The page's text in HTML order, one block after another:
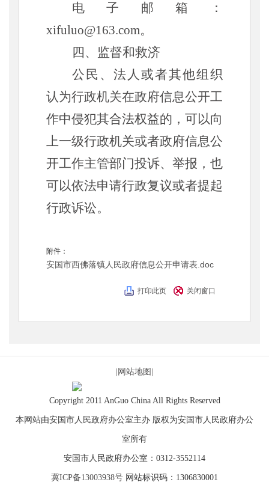
电子邮箱：
xifuluo@163.com。
四、监督和救济
公民、法人或者其他组织
认为行政机关在政府信息公开工
作中侵犯其合法权益的，可以向
上一级行政机关或者政府信息公
开工作主管部门投诉、举报，也
可以依法申请行政复议或者提起
行政诉讼。
附件：
安国市西佛落镇人民政府信息公开申请表.doc
打印此页 关闭窗口
|网站地图|
Copyright 2011 AnGuo China All Rights Reserved
本网站由安国市人民政府办公室主办 版权为安国市人民政府办公
室所有
安国市人民政府办公室：0312-3552114
冀ICP备13003938号 网站标识码：1306830001